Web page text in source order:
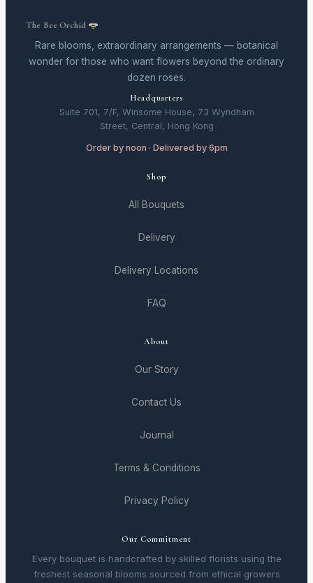
The Bee Orchid
Rare blooms, extraordinary arrangements — botanical
wonder for those who want flowers beyond the ordinary
dozen roses.
Headquarters
Suite 701, 7/F, Winsome House, 73 Wyndham
Street, Central, Hong Kong
Order by noon · Delivered by 6pm
Shop
All Bouquets
Delivery
Delivery Locations
FAQ
About
Our Story
Contact Us
Journal
Terms & Conditions
Privacy Policy
Our Commitment
Every bouquet is handcrafted by skilled florists using the
freshest seasonal blooms sourced from ethical growers